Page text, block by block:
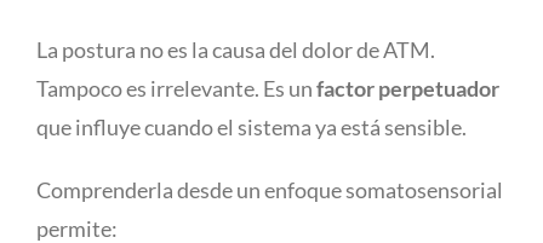
La postura no es la causa del dolor de ATM.
Tampoco es irrelevante. Es unfactor perpetuador
que influye cuando el sistema ya está sensible.
Comprenderla desde un enfoque somatosensorial
permite: